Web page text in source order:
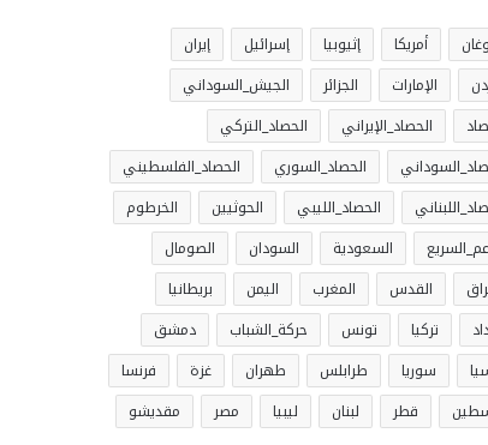
أمريكا إثيوبيا إسرائيل
إيران
الإمارات الجزائر
الجيش_السوداني
الحصاد_الإيراني
الحصاد_التركي
الحصاد_السوري
الحصاد_الفلسطيني
الحصاد_الليبي الحوثيين
الخرطوم
السعودية السودان
الصومال
القدس المغرب اليمن
بريطانيا
تركيا تونس حركة_الشباب
دمشق
سوريا طرابلس طهران غزة
فرنسا
قطر لبنان ليبيا مصر مقديشو